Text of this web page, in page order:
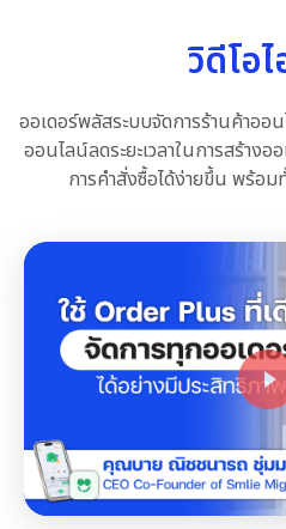
วิดีโอ
ออเดอร์พลัสระบบจัดการร้านค้าออ
ออนไลน์ลดระยะเวลาในการสร้าง
การคําสั่งซื้อได้ง่ายขึ้น พร้อ